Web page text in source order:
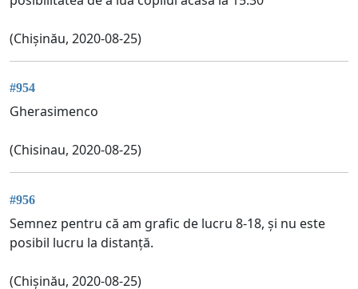
(Chișinău, 2020-08-25)
#954
Gherasimenco
(Chisinau, 2020-08-25)
#956
Semnez pentru că am grafic de lucru 8-18, și nu este
posibil lucru la distanță.
(Chișinău, 2020-08-25)